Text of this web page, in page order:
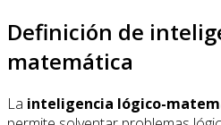
Definición de
matemática
La inteligencia lógico-